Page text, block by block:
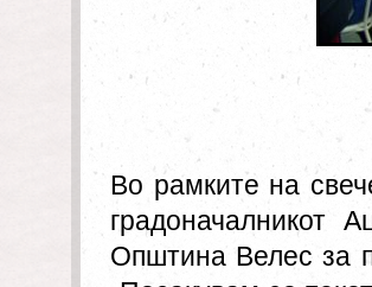
Во рамките на
градоначалникот
Општина Велес за